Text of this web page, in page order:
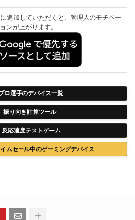
追加していただくと、管理人のモチベー
ンが上がります。
ロ選手のデバイス一覧
振り向き計算ツール
反応速度テストゲーム
ムセール中のゲーミングデバイス